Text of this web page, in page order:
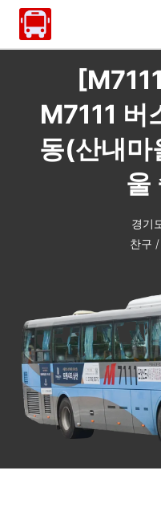
M7111 버
동(산내마
울
경기
찬구 /